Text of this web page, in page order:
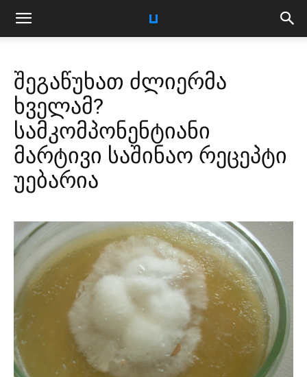
შეგაწუხათ ძლიერმა
ხველამ?
სამკომპონენტიანი
მარტივი საშინაო რეცეპტი
უებარია